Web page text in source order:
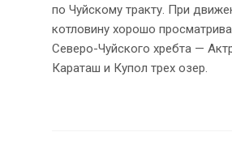
по Чуйскому тракту. При
котловину хорошо
Северо-Чуйского хребта —
Караташ и Купол трех озер.